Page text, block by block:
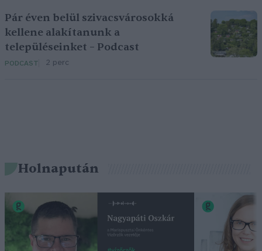
Pár éven belül szivacsvárosokká
kellene alakítanunk a
településeinket – Podcast
PODCAST 2 perc
Holnapután